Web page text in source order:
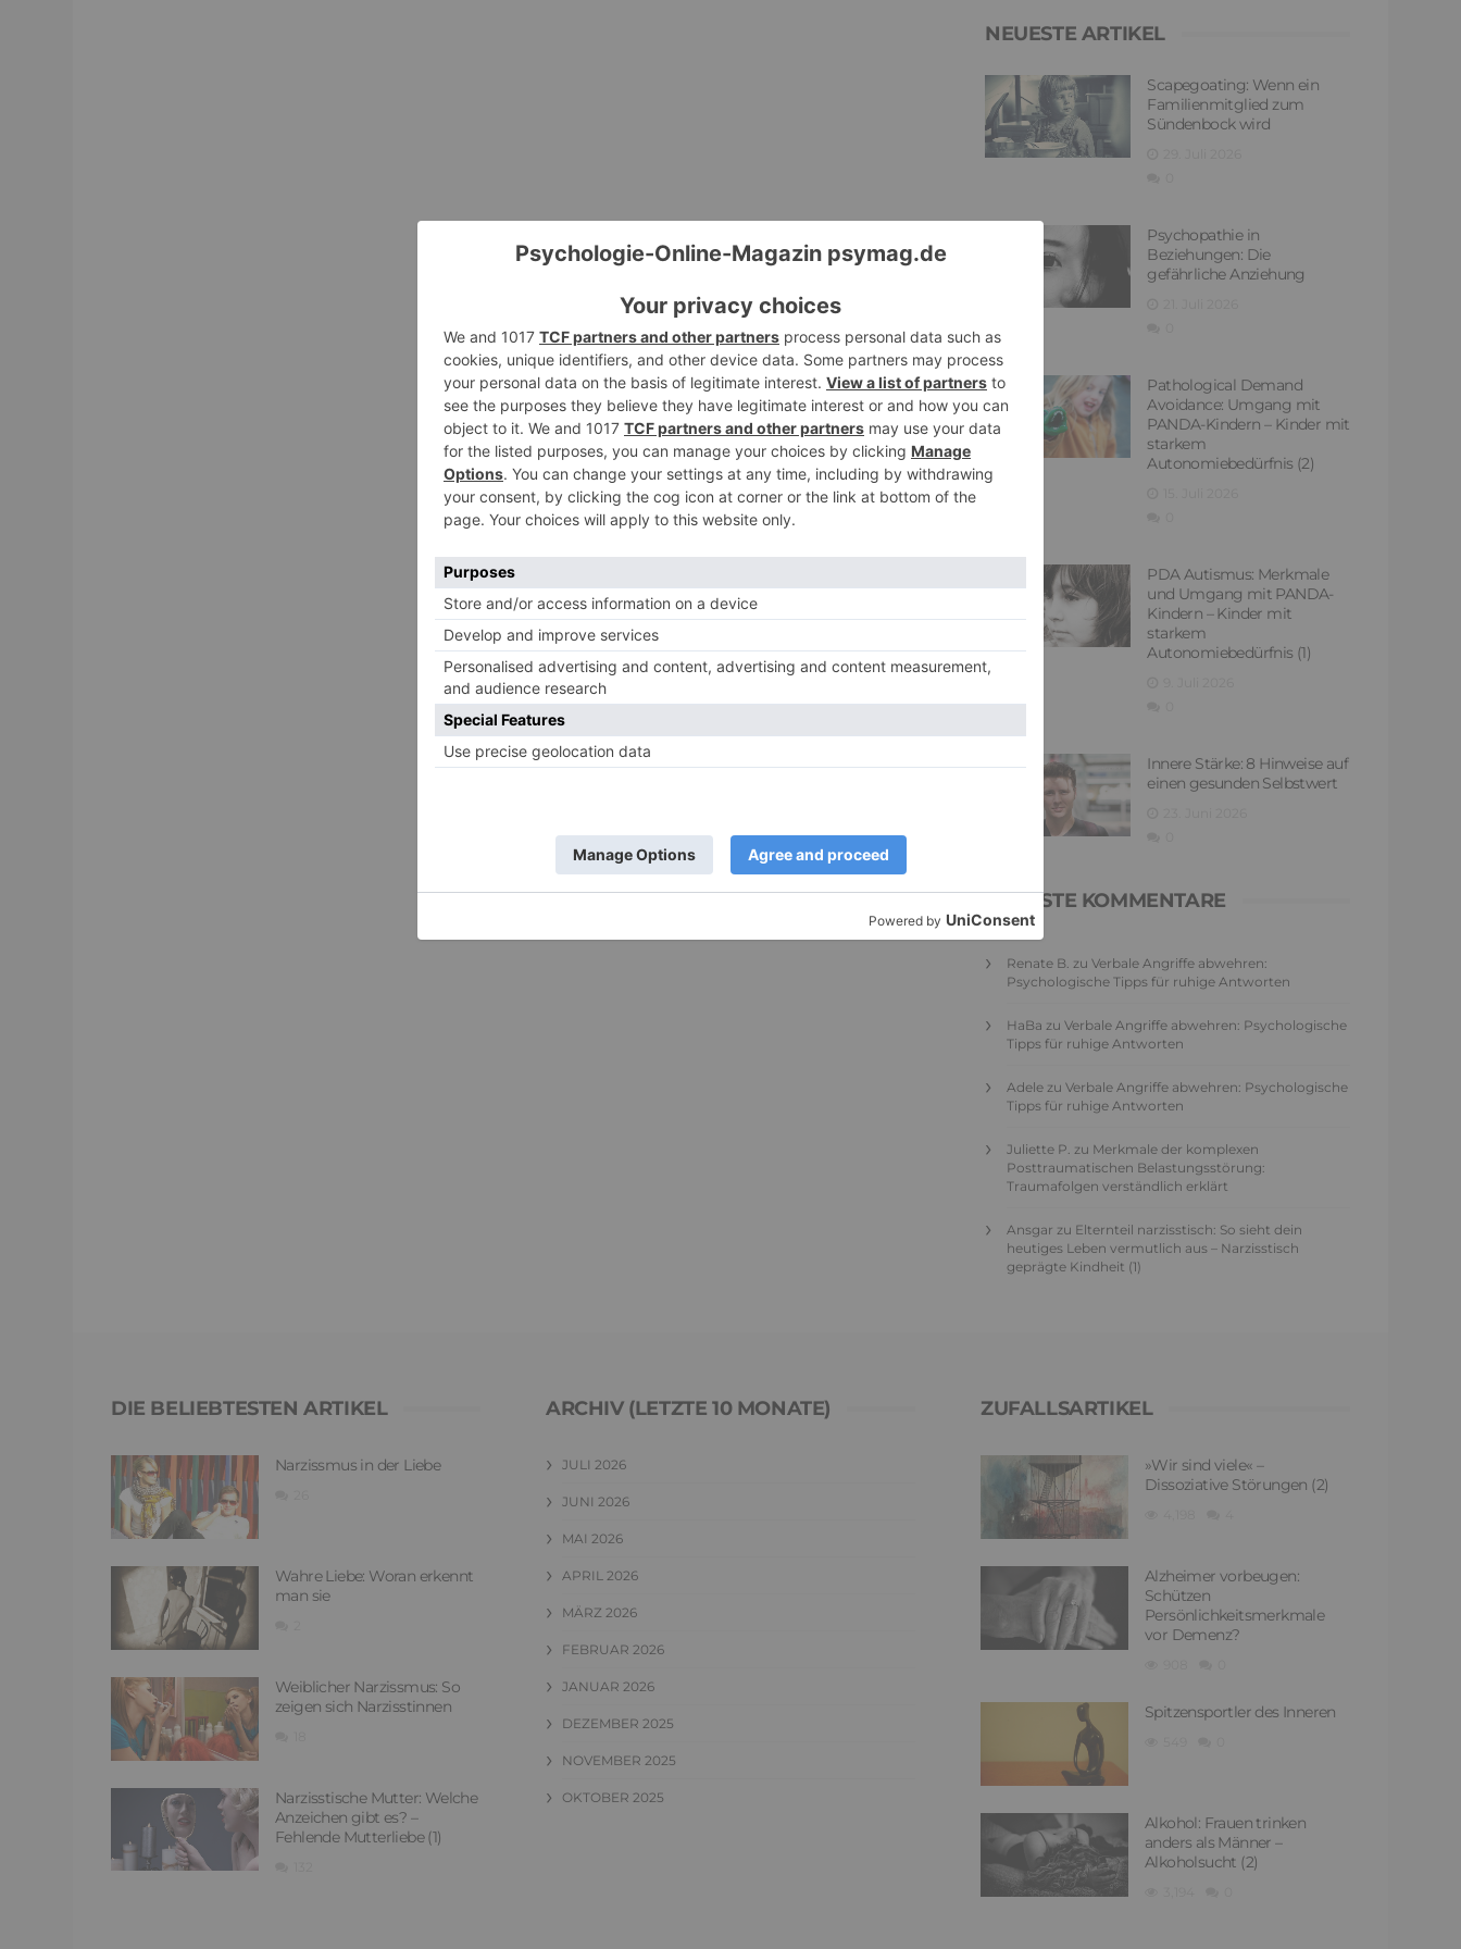
NEUESTE ARTIKEL
Scapegoating: Wenn ein
Familienmitglied zum
Sündenbock wird
Psychopathie in
Beziehungen: Die
gefährliche Anziehung
Pathological Demand
Avoidance: Umgang mit
PANDA-Kindern – Kinder mit
starkem
Autonomiebedürfnis (2)
PDA Autismus: Merkmale
und Umgang mit PANDA-
Kindern – Kinder mit
starkem
Autonomiebedürfnis (1)
Innere Stärke: 8 Hinweise auf
einen gesunden Selbstwert
NEUESTE KOMMENTARE
Renate B. zu Verbale Angriffe abwehren:
Psychologische Tipps für ruhige Antworten
HaBa zu Verbale Angriffe abwehren: Psychologische
Tipps für ruhige Antworten
Adele zu Verbale Angriffe abwehren: Psychologische
Tipps für ruhige Antworten
Juliette P. zu Merkmale der komplexen
Posttraumatischen Belastungsstörung:
Traumafolgen verständlich erklärt
Ansgar zu Elternteil narzisstisch: So sieht dein
heutiges Leben vermutlich aus – Narzisstisch
geprägte Kindheit (1)
DIE BELIEBTESTEN ARTIKEL
Narzissmus in der Liebe
Wahre Liebe: Woran erkennt
man sie
Weiblicher Narzissmus: So
zeigen sich Narzisstinnen
Narzisstische Mutter: Welche
Anzeichen gibt es? –
Fehlende Mutterliebe (1)
ARCHIV (LETZTE 10 MONATE)
JULI 2026
JUNI 2026
MAI 2026
APRIL 2026
MÄRZ 2026
FEBRUAR 2026
JANUAR 2026
DEZEMBER 2025
NOVEMBER 2025
OKTOBER 2025
ZUFALLSARTIKEL
»Wir sind viele« –
Dissoziative Störungen (2)
Alzheimer vorbeugen:
Schützen
Persönlichkeitsmerkmale
vor Demenz?
Spitzensportler des Inneren
Alkohol: Frauen trinken
anders als Männer –
Alkoholsucht (2)